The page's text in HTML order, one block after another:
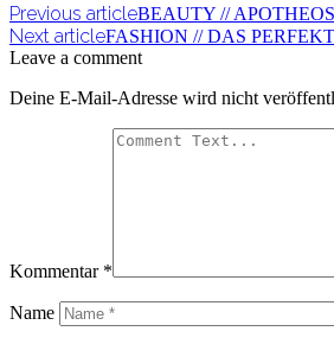
Previous articleBEAUTY //
Next articleFASHION // DAS
Leave a comment
Deine E-Mail-Adresse wird nicht
Kommentar *
Name